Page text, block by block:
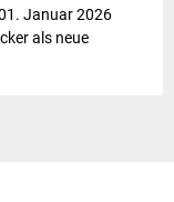
Januar 2026
als neue